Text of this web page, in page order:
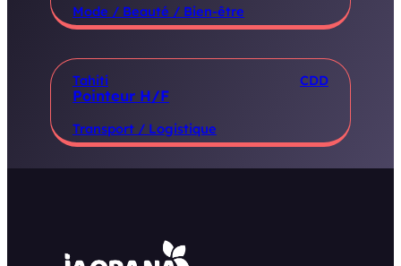
Mode / Beauté / Bien-être
Tahiti CDD
Pointeur H/F
Transport / Logistique